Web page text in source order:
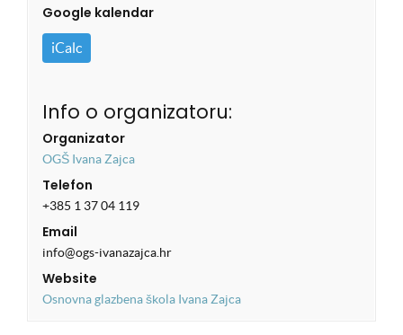
Google kalendar
iCalc
Info o organizatoru:
Organizator
OGŠ Ivana Zajca
Telefon
+385 1 37 04 119
Email
info@ogs-ivanazajca.hr
Website
Osnovna glazbena škola Ivana Zajca